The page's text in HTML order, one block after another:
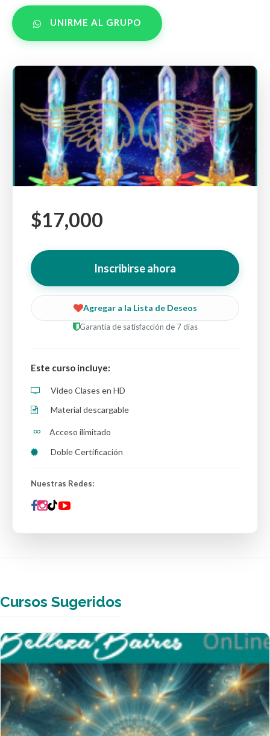
UNIRME AL GRUPO
$17,000
Inscribirse ahora
Agregar a la Lista de Deseos
Garantía de satisfacción de 7 días
Este curso incluye:
Video Clases en HD
Material descargable
∞
Acceso ilimitado
Doble Certificación
Nuestras Redes:
Cursos Sugeridos